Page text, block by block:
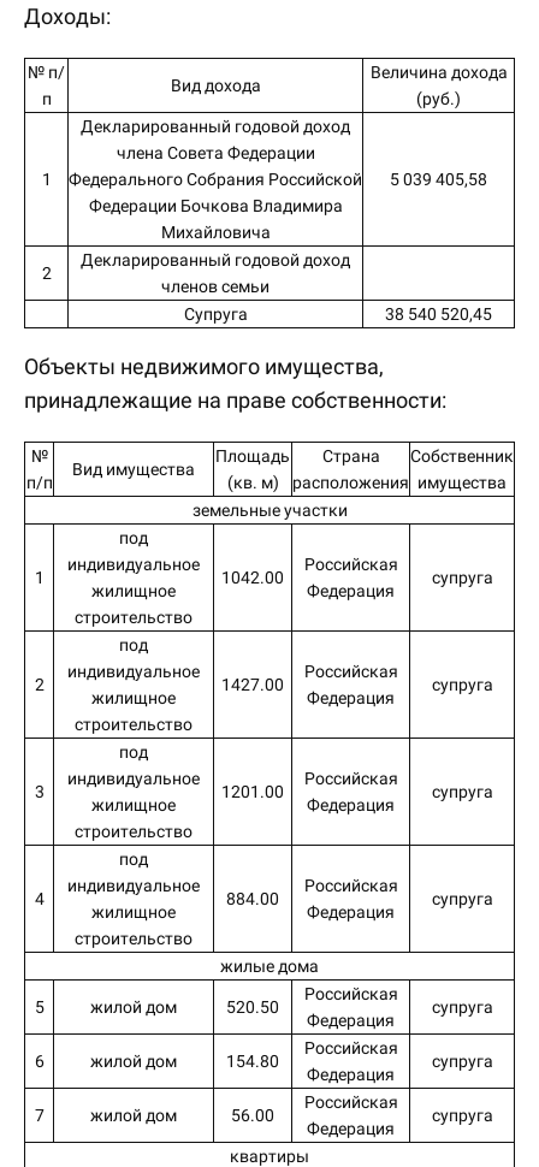
Доходы:
№ п/
п
Вид дохода
Величина дохода
(руб.)
1
Декларированный годовой доход
члена Совета Федерации
Федерального Собрания Российской
Федерации Бочкова Владимира
Михайловича
5 039 405,58
2
Декларированный годовой доход
членов семьи
Супруга
38 540 520,45
Объекты недвижимого имущества,
принадлежащие на праве собственности:
№
п/п
Вид имущества
Площадь
(кв. м)
Страна
расположения
Собственник
имущества
земельные участки
1
под
индивидуальное
жилищное
строительство
1042.00
Российская
Федерация
супруга
2
под
индивидуальное
жилищное
строительство
1427.00
Российская
Федерация
супруга
3
под
индивидуальное
жилищное
строительство
1201.00
Российская
Федерация
супруга
4
под
индивидуальное
жилищное
строительство
884.00
Российская
Федерация
супруга
жилые дома
5 жилой дом 520.50
Российская
Федерация
супруга
6 жилой дом 154.80
Российская
Федерация
супруга
7 жилой дом 56.00
Российская
Федерация
супруга
квартиры